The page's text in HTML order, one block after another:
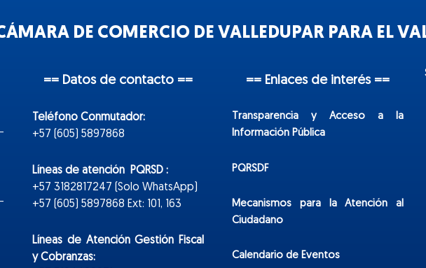
DE COMERCIO DE VALLEDUPAR PARA EL
== Datos de contacto ==
Teléfono Conmutador:
+57 (605) 5897868
Líneas de atención PQRSD :
+57 3182817247 (Solo WhatsApp)
+57 (605) 5897868 Ext: 101, 163
Líneas de Atención Gestión Fiscal
y Cobranzas:
== Enlaces de interés ==
Transparencia y Acceso a la
Información Pública
PQRSDF
Mecanismos para la Atención al
Ciudadano
Calendario de Eventos